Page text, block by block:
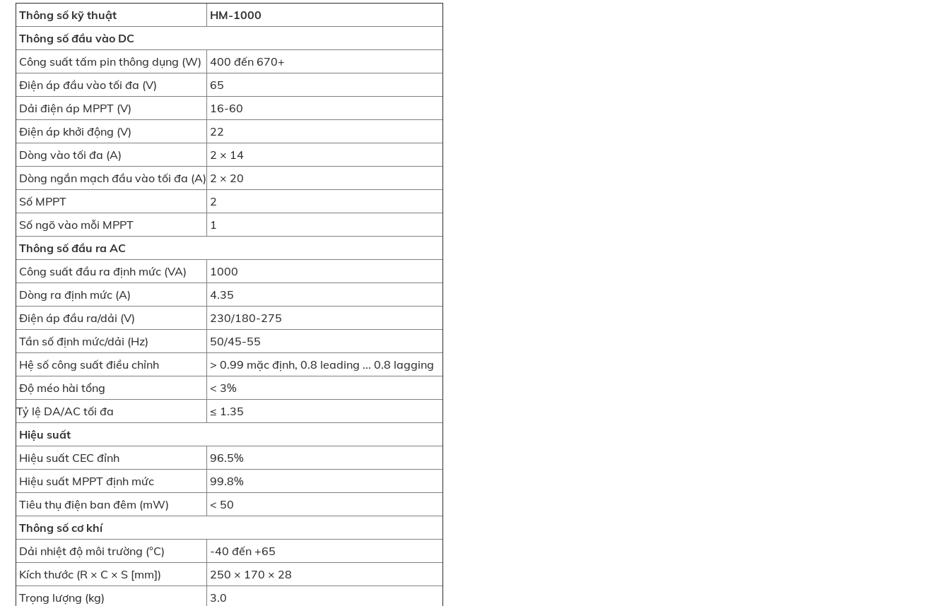
Thông số kỹ thuật
HM-1000
Thông số đầu vào DC
Công suất tấm pin thông dụng (W)
400 đến 670+
Điện áp đầu vào tối đa (V)
65
Dải điện áp MPPT (V)
16-60
Điện áp khởi động (V)
22
Dòng vào tối đa (A)
2 × 14
Dòng ngắn mạch đầu vào tối đa (A) 2 × 20
Số MPPT
2
Số ngõ vào mỗi MPPT
1
Thông số đầu ra AC
Công suất đầu ra định mức (VA)
1000
Dòng ra định mức (A)
4.35
Điện áp đầu ra/dải (V)
230/180-275
Tần số định mức/dải (Hz)
50/45-55
Hệ số công suất điều chỉnh
> 0.99 mặc định, 0.8 leading ... 0.8 lagging
Độ méo hài tổng
< 3%
Tỷ lệ DA/AC tối đa
≤ 1.35
Hiệu suất
Hiệu suất CEC đỉnh
96.5%
Hiệu suất MPPT định mức
99.8%
Tiêu thụ điện ban đêm (mW)
< 50
Thông số cơ khí
Dải nhiệt độ môi trường (°C)
-40 đến +65
Kích thước (R × C × S [mm])
250 × 170 × 28
Trọng lượng (kg)
3.0